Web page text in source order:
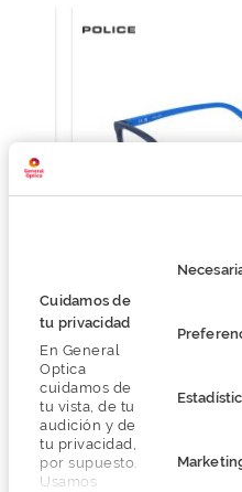
Cuidamos de
tu privacidad
En General
Optica
cuidamos de
tu vista, de tu
audición y de
tu privacidad,
por supuesto.
Usamos
de
Police
O preço inclui